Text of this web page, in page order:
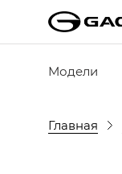
Модели
Главная